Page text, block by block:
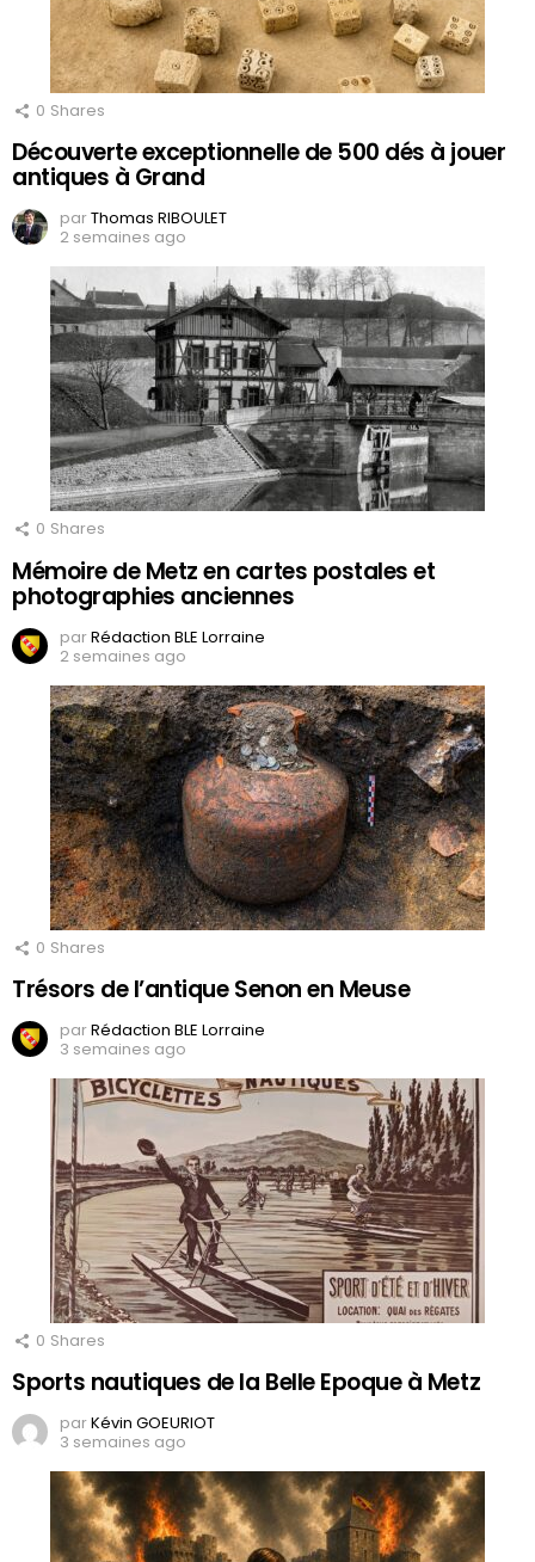
0 Shares
Découverte exceptionnelle de 500 dés à jouer
antiques à Grand
parThomas RIBOULET
2 semaines ago
0 Shares
Mémoire de Metz en cartes postales et
photographies anciennes
parRédaction BLE Lorraine
2 semaines ago
0 Shares
Trésors de l’antique Senon en Meuse
parRédaction BLE Lorraine
3 semaines ago
0 Shares
Sports nautiques de la Belle Epoque à Metz
parKévin GOEURIOT
3 semaines ago